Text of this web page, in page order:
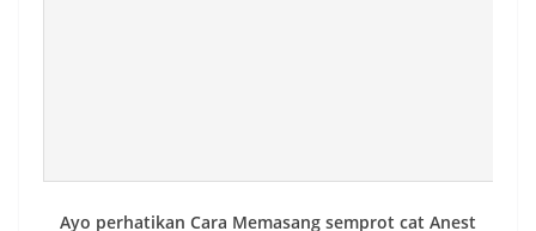
Ayo perhatikan Cara Memasang semprot cat Anest